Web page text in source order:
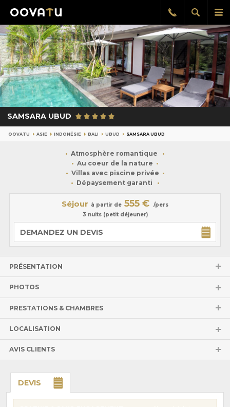
le
Afficher
la
Rappel
gratuit
SAMSARA UBUD
OOVATU ASIE INDONÉSIE BALI UBUD SAMSARA UBUD
Atmosphère romantique
Au coeur de la nature
Villas avec piscine privée
Dépaysement garanti
Séjour à partir de 555 €
/pers
3 nuits (petit déjeuner)
DEMANDEZ UN DEVIS
PRÉSENTATION
PHOTOS
PRESTATIONS & CHAMBRES
LOCALISATION
AVIS CLIENTS
DEVIS